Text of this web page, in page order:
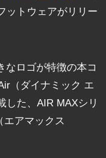
ットウェアがリリー
なロゴが特徴の本コ
（ダイナミック エ
した、AIR MAXシリ
エアマックス